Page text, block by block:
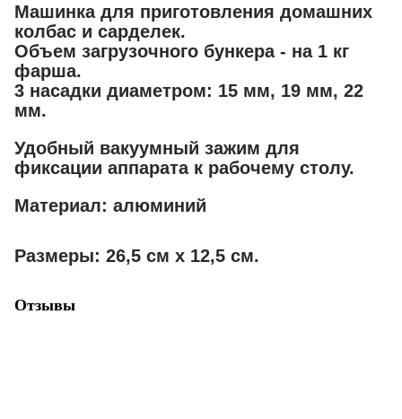
Машинка для приготовления домашних
колбас и сарделек.
Объем загрузочного бункера - на 1 кг
фарша.
3 насадки диаметром: 15 мм, 19 мм, 22
мм.
Удобный вакуумный зажим для
фиксации аппарата к рабочему столу.
Материал: алюминий
Размеры: 26,5 см х 12,5 см.
Отзывы